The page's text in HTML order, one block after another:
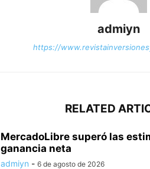
admiyn
https://
RELATED
MercadoLibre superó las
ganancia neta
admiyn - 6 de agosto de 2026